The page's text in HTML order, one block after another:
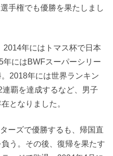
手権でも優勝を果たしまし
年にはトマス杯で日本
にはBWFスーパーシリー
2018年には世界ランキン
覇を達成するなど、男子
となりました。
ーズで優勝するも、帰国直
う。その後、復帰を果たす